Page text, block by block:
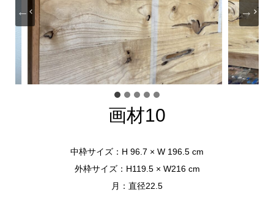
画材10
中枠サイズ：H 96.7 × W 196.5 cm
外枠サイズ：H119.5 × W216 cm
月：直径22.5